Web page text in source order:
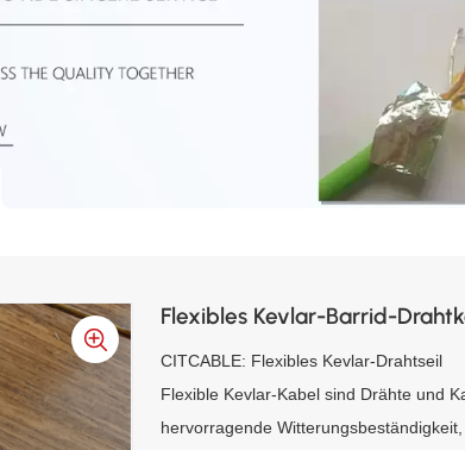
Flexibles Kevlar-Barrid-
CITCABLE: Flexibles Kevlar-Drahtseil
Flexible Kevlar-Kabel sind Drähte und
hervorragende